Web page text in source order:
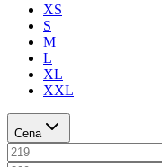
XS
S
M
L
XL
XXL
Cena